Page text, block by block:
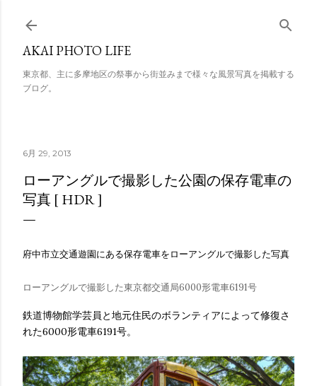
スキップしてメイン コンテンツに移動
AKAI PHOTO LIFE
東京都、主に多摩地区の祭事から街並みまで様々な風景写真を掲載する
ブログ。
6月 29, 2013
ローアングルで撮影した公園の保存電車の
写真 [ HDR ]
府中市立交通遊園にある保存電車をローアングルで撮影した写真
ローアングルで撮影した東京都交通局6000形電車6191号
鉄道博物館学芸員と地元住民のボランティアによって修復さ
れた6000形電車6191号。